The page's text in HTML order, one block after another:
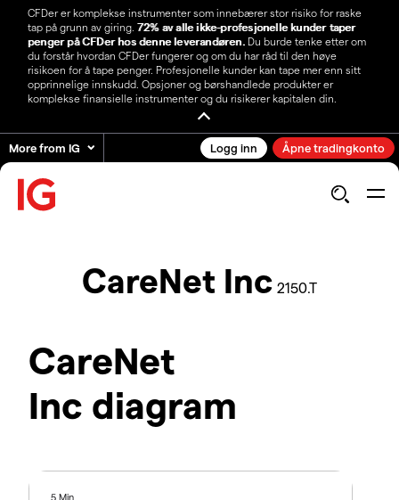
CFDer er komplekse instrumenter som innebærer stor risiko for raske
tap på grunn av giring. 72% av alle ikke-profesjonelle kunder taper
penger på CFDer hos denne leverandøren.Du burde tenke etter om
du forstår hvordan CFDer fungerer og om du har råd til den høye
risikoen for å tape penger. Profesjonelle kunder kan tape mer enn sitt
opprinnelige innskudd. Opsjoner og børshandlede produkter er
komplekse finansielle instrumenter og du risikerer kapitalen din.
More from IG Logg inn Åpne tradingkonto
CareNet Inc 2150.T
CareNet
Inc diagram
5 Min